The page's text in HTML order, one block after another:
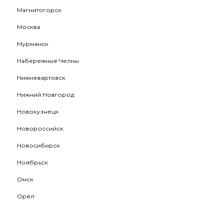
Магнитогорск
Москва
Мурманск
Набережные Челны
Нижневартовск
Нижний Новгород
Новокузнецк
Новороссийск
Новосибирск
Ноябрьск
Омск
Орёл